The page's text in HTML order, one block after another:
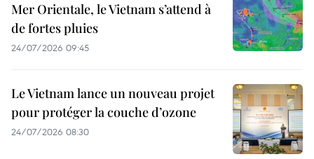
Mer Orientale, le Vietnam s’attend à
de fortes pluies
24/07/2026 09:45
Le Vietnam lance un nouveau projet
pour protéger la couche d’ozone
24/07/2026 08:30